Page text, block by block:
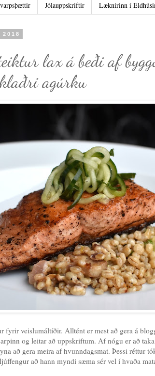
Jólauppskriftir Læknirinn í
lax á beði af
agúrku
fyrir veislumáltíðir. Alltént er mest að gera á
og leitar að uppskriftum. Af nógu er að
að gera meira af hvunndagsmat. Þessi réttur
að hann myndi sæma sér vel í hvaða